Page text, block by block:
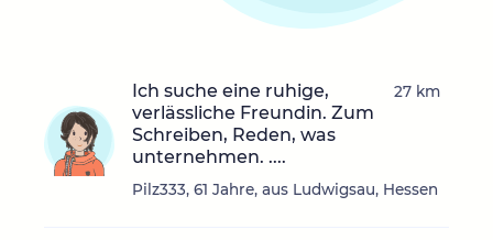
Ich suche eine ruhige,
verlässliche Freundin. Zum
Schreiben, Reden, was
unternehmen. ....
Pilz333, 61 Jahre, aus Ludwigsau, Hessen
27 km